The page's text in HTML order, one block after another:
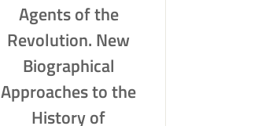
Agents of the
Revolution. New
Biographical
Approaches to the
History of